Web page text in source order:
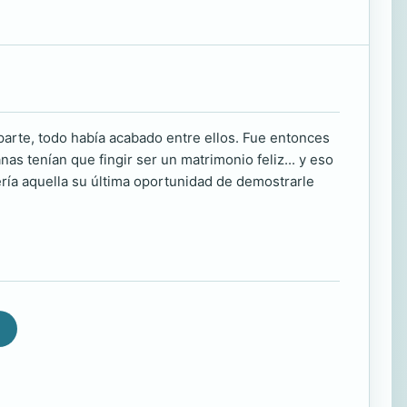
todo había acabado entre ellos. Fue entonces
tenían que fingir ser un matrimonio feliz... y eso
aquella su última oportunidad de demostrarle